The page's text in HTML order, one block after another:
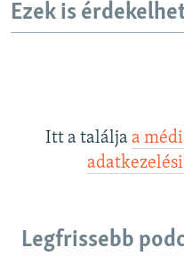
Ezek is
Itt a találja a
Legfrissebb